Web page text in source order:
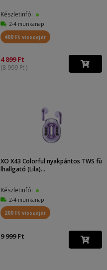
Készletinfó:
2-4 munkanap
400 Ft visszajár
4 899 Ft
(8 999 Ft )
XO X43 Colorful nyakpántos TWS fü
lhallgató (Lila)...
Készletinfó:
2-4 munkanap
200 Ft visszajár
9 999 Ft